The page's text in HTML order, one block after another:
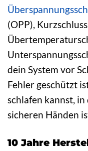
(OPP),
dein System vor
Fehler geschützt
schlafen kannst, in
sicheren Händen
10 Jahre